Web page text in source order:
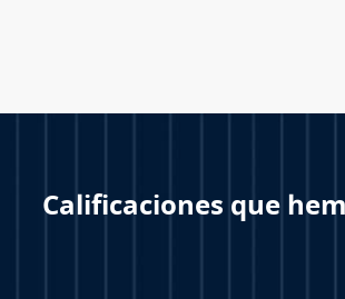
Calificaciones que